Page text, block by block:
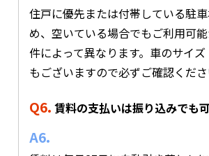
住戸に優先または付帯している駐
め、空いている場合でもご利用可
件によって異なります。車のサイ
もございますので必ずご確認くださ
Q6. 賃料の支払いは振り込みでも
A6.